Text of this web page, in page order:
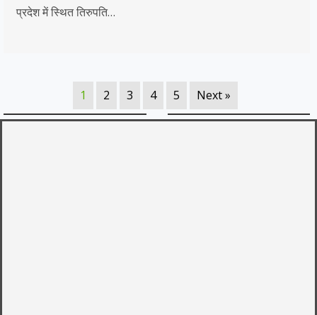
प्रदेश में स्थित तिरुपति…
1 2 3 4 5 Next »